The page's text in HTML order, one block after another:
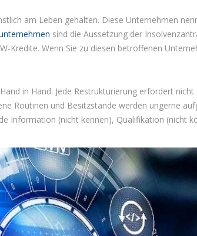
am Leben gehalten. Diese Unternehmen
sind die Aussetzung der
Kredite. Wenn Sie zu diesen betroffenen
in Hand. Jede Restrukturierung erfordert
Routinen und Besitzstände werden ungerne
Information (nicht kennen), Qualifikation (nicht